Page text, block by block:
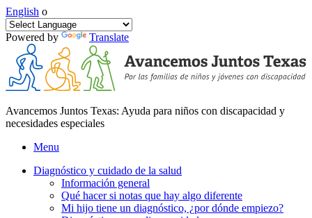
English o
Powered by Translate
Avancemos Juntos Texas: Ayuda para niños con discapacidad y
necesidades especiales
Menu
Diagnóstico y cuidado de la salud
Información general
Qué hacer si notas que hay algo diferente
Mi hijo tiene un diagnóstico, ¿por dónde empiezo?